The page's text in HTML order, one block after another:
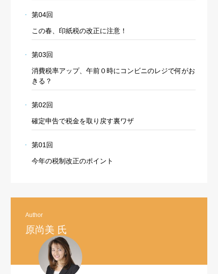
第04回
この春、印紙税の改正に注意！
第03回
消費税率アップ、午前０時にコンビニのレジで何がお
きる？
第02回
確定申告で税金を取り戻す裏ワザ
第01回
今年の税制改正のポイント
Author
原尚美 氏